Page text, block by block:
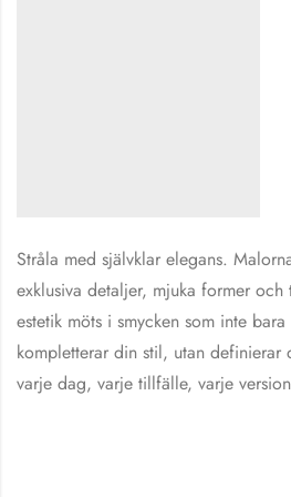
Stråla med självklar elegans.
exklusiva detaljer, mjuka former och
estetik möts i smycken som inte bara
kompletterar din stil, utan definierar
varje dag, varje tillfälle, varje